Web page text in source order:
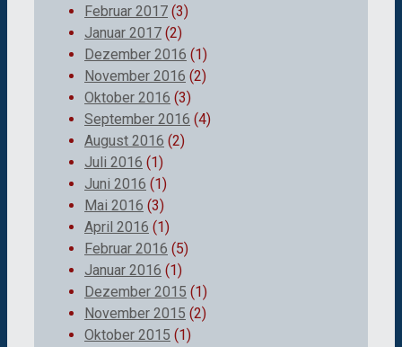
Februar 2017 (3)
Januar 2017 (2)
Dezember 2016 (1)
November 2016 (2)
Oktober 2016 (3)
September 2016 (4)
August 2016 (2)
Juli 2016 (1)
Juni 2016 (1)
Mai 2016 (3)
April 2016 (1)
Februar 2016 (5)
Januar 2016 (1)
Dezember 2015 (1)
November 2015 (2)
Oktober 2015 (1)